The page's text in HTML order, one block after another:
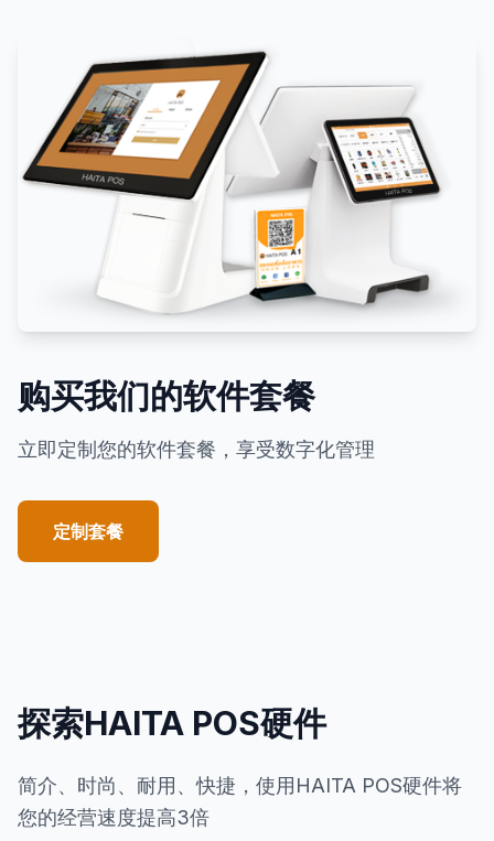
购买我们的软件套餐
立即定制您的软件套餐，享受数字化管理
定制套餐
探索HAITA POS硬件
简介、时尚、耐用、快捷，使用HAITA POS硬件将
您的经营速度提高3倍